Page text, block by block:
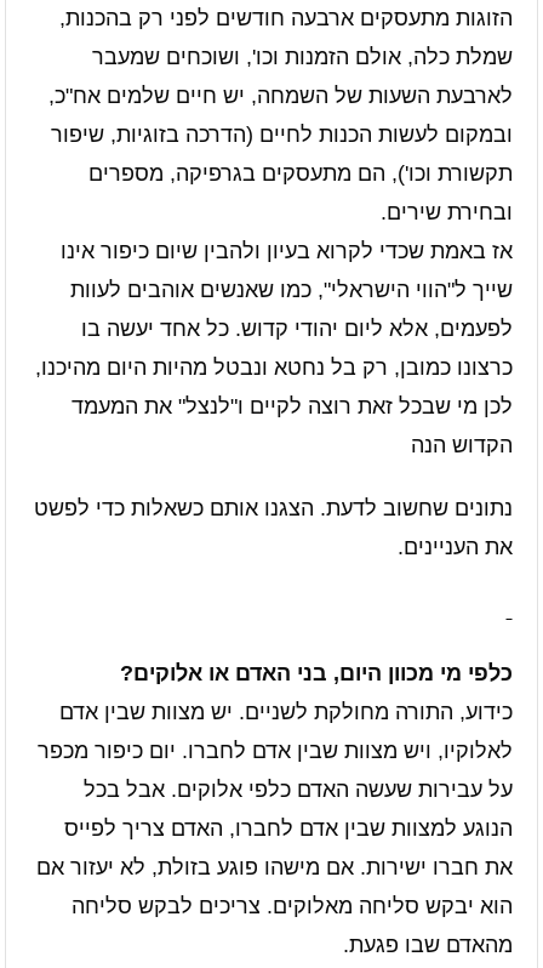
הזוגות מתעסקים ארבעה חודשים לפני רק בהכנות,
שמלת כלה, אולם הזמנות וכו', ושוכחים שמעבר
לארבעת השעות של השמחה, יש חיים שלמים אח"כ,
ובמקום לעשות הכנות לחיים (הדרכה בזוגיות, שיפור
תקשורת וכו'), הם מתעסקים בגרפיקה, מספרים
ובחירת שירים.
אז באמת שכדי לקרוא בעיון ולהבין שיום כיפור אינו
שייך ל"הווי הישראלי", כמו שאנשים אוהבים לעוות
לפעמים, אלא ליום יהודי קדוש. כל אחד יעשה בו
כרצונו כמובן, רק בל נחטא ונבטל מהיות היום מהיכנו,
לכן מי שבכל זאת רוצה לקיים ו"לנצל" את המעמד
הקדוש הנה
נתונים שחשוב לדעת. הצגנו אותם כשאלות כדי לפשט
את העניינים.
כלפי מי מכוון היום, בני האדם או אלוקים?
כידוע, התורה מחולקת לשניים. יש מצוות שבין אדם
לאלוקיו, ויש מצוות שבין אדם לחברו. יום כיפור מכפר
על עבירות שעשה האדם כלפי אלוקים. אבל בכל
הנוגע למצוות שבין אדם לחברו, האדם צריך לפייס
את חברו ישירות. אם מישהו פוגע בזולת, לא יעזור אם
הוא יבקש סליחה מאלוקים. צריכים לבקש סליחה
מהאדם שבו פגעת.